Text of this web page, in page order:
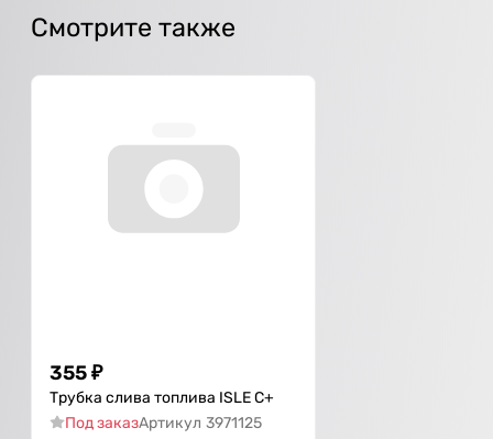
Смотрите также
355₽
Трубка слива топлива ISLE С+
Под заказАртикул 3971125